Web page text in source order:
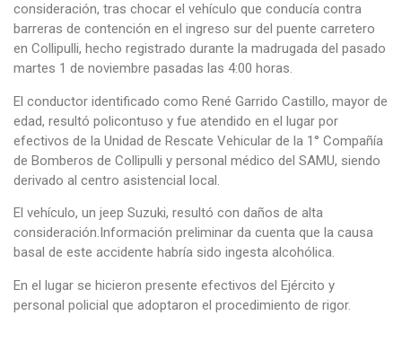
consideración, tras chocar el vehículo que conducía contra
barreras de contención en el ingreso sur del puente carretero
en Collipulli, hecho registrado durante la madrugada del pasado
martes 1 de noviembre pasadas las 4:00 horas.
El conductor identificado como René Garrido Castillo, mayor de
edad, resultó policontuso y fue atendido en el lugar por
efectivos de la Unidad de Rescate Vehicular de la 1° Compañía
de Bomberos de Collipulli y personal médico del SAMU, siendo
derivado al centro asistencial local.
El vehículo, un jeep Suzuki, resultó con daños de alta
consideración.Información preliminar da cuenta que la causa
basal de este accidente habría sido ingesta alcohólica.
En el lugar se hicieron presente efectivos del Ejército y
personal policial que adoptaron el procedimiento de rigor.